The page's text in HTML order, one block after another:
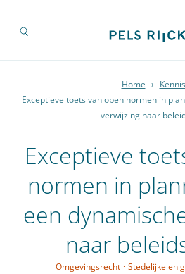
Home › Kennis
Exceptieve toets van open normen in
verwijzing naar
Exceptieve
normen in
een
naar
Omgevingsrecht · Stedelijke en